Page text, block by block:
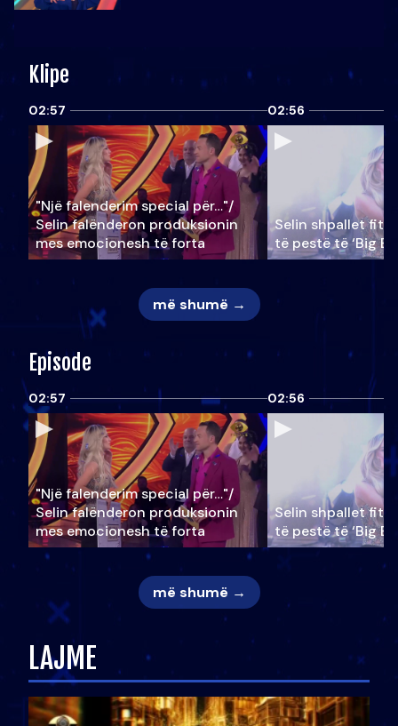
Klipe
02:57
"Një falenderim special për…"/
Selin falënderon produksionin
mes emocionesh të forta
02:56
Selin shpallet
të pestë të ‘Big
më shumë →
Episode
02:57
"Një falenderim special për…"/
Selin falënderon produksionin
mes emocionesh të forta
02:56
Selin shpallet
të pestë të ‘Big
më shumë →
LAJME